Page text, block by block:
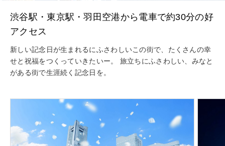
渋谷駅・東京駅・羽田空港から電車で約30分の好
アクセス
新しい記念日が生まれるにふさわしいこの街で、たくさんの幸
せと祝福をつくっていきたいー。 旅立ちにふさわしい、みなと
がある街で生涯続く記念日を。